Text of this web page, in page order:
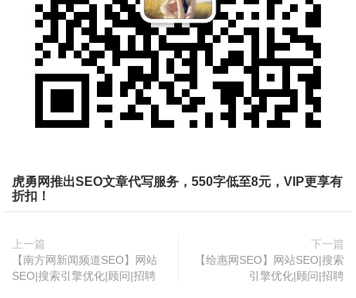
虎勇网推出SEO文章代写服务，550字低至8元，VIP更享有
折扣！
上一篇
【南方网新闻频道SEO】网站
SEO|搜索引擎优化|顾问|招聘
下一篇
【给惠网SEO】网站SEO|搜索
引擎优化|顾问|招聘